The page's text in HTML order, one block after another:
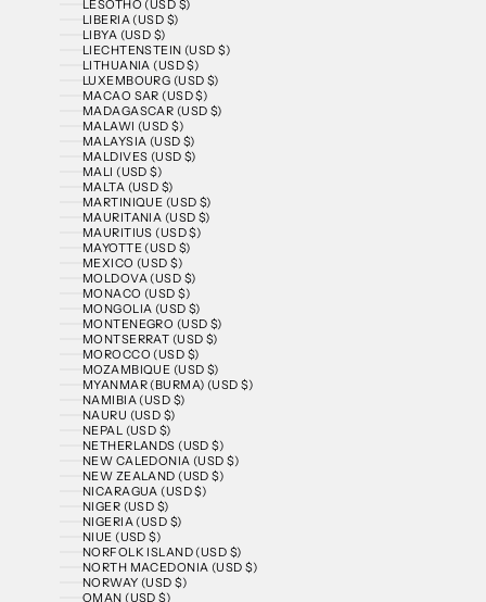
LESOTHO (USD $)
LIBERIA (USD $)
LIBYA (USD $)
LIECHTENSTEIN (USD $)
LITHUANIA (USD $)
LUXEMBOURG (USD $)
MACAO SAR (USD $)
MADAGASCAR (USD $)
MALAWI (USD $)
MALAYSIA (USD $)
MALDIVES (USD $)
MALI (USD $)
MALTA (USD $)
MARTINIQUE (USD $)
MAURITANIA (USD $)
MAURITIUS (USD $)
MAYOTTE (USD $)
MEXICO (USD $)
MOLDOVA (USD $)
MONACO (USD $)
MONGOLIA (USD $)
MONTENEGRO (USD $)
MONTSERRAT (USD $)
MOROCCO (USD $)
MOZAMBIQUE (USD $)
MYANMAR (BURMA) (USD $)
NAMIBIA (USD $)
NAURU (USD $)
NEPAL (USD $)
NETHERLANDS (USD $)
NEW CALEDONIA (USD $)
NEW ZEALAND (USD $)
NICARAGUA (USD $)
NIGER (USD $)
NIGERIA (USD $)
NIUE (USD $)
NORFOLK ISLAND (USD $)
NORTH MACEDONIA (USD $)
NORWAY (USD $)
OMAN (USD $)